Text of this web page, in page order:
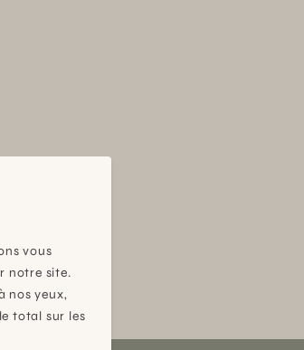
vous
notre site.
nos yeux,
total sur les